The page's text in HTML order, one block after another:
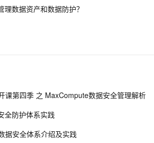
用中台方法论构建与治理企业级
数据资产和数据防护？
课第四季 之 MaxCompute数据安全管理解析
全防护体系实践
据安全体系介绍及实践